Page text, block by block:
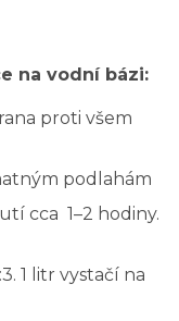
na vodní bázi:
proti všem
podlahám
cca 1–2 hodiny.
1 litr vystačí na